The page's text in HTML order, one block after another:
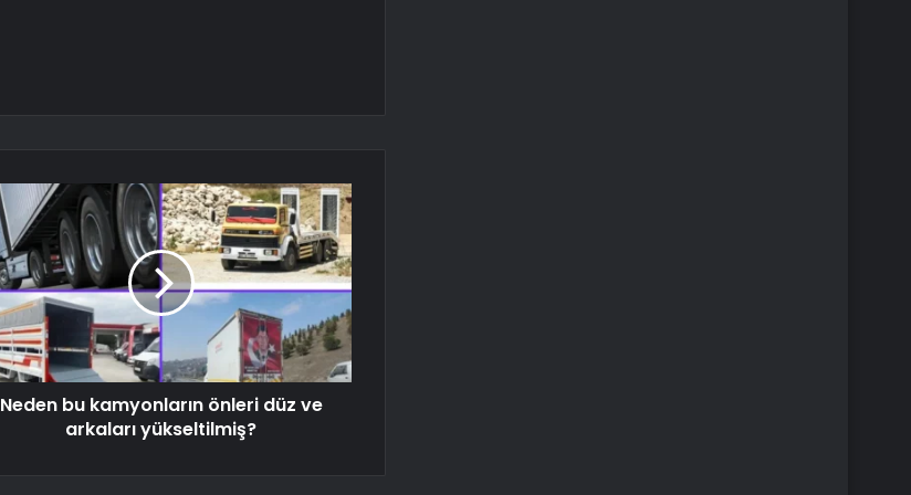
Neden bu kamyonların önleri düz ve
arkaları yükseltilmiş?